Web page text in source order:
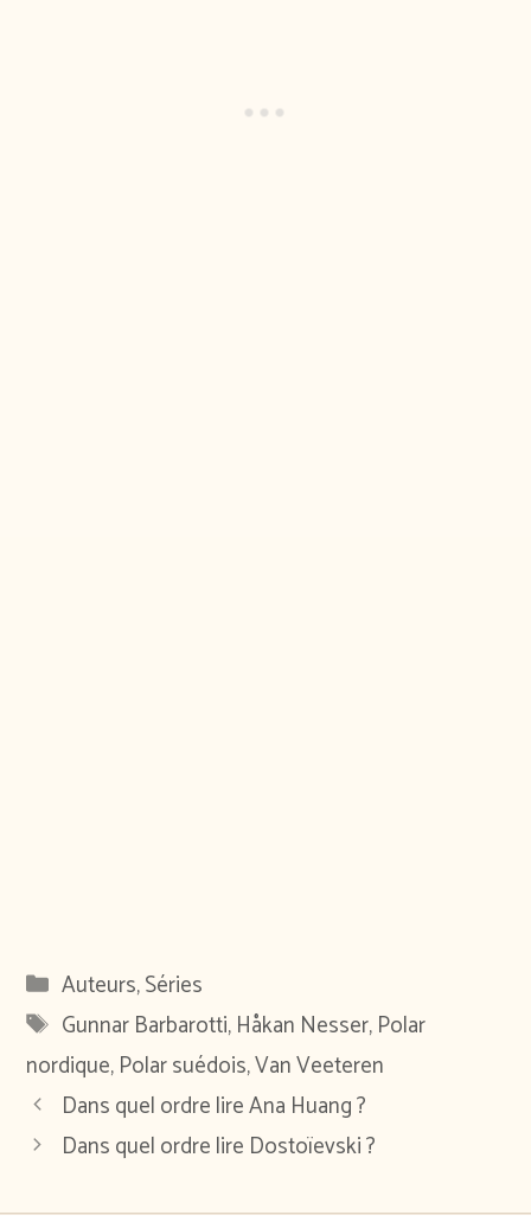
Catégories
Auteurs,Séries
Étiquettes
Gunnar Barbarotti,Håkan Nesser,Polar
nordique,Polar suédois,Van Veeteren
Dans quel ordre lire Ana Huang ?
Dans quel ordre lire Dostoïevski ?